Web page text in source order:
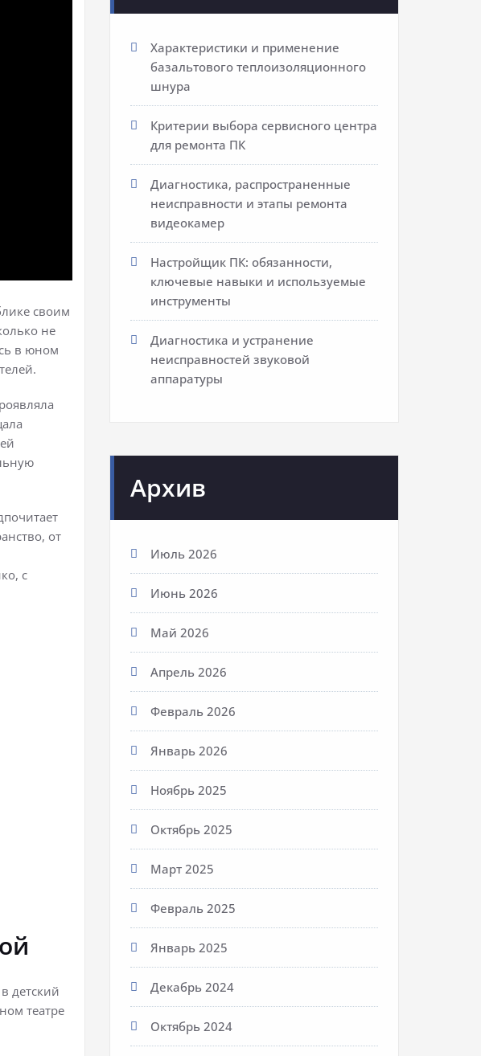
своим
не
в юном
от
с
детский
театре
Характеристики и применение
базальтового теплоизоляционного
шнура
Критерии выбора сервисного центра
для ремонта ПК
Диагностика, распространенные
неисправности и этапы ремонта
видеокамер
Настройщик ПК: обязанности,
ключевые навыки и используемые
инструменты
Диагностика и устранение
неисправностей звуковой
аппаратуры
Архив
Июль 2026
Июнь 2026
Май 2026
Апрель 2026
Февраль 2026
Январь 2026
Ноябрь 2025
Октябрь 2025
Март 2025
Февраль 2025
Январь 2025
Декабрь 2024
Октябрь 2024